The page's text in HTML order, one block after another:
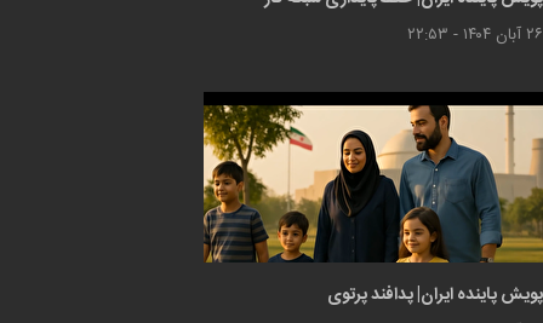
۲۶ آبان ۱۴۰۴ - ۲۲:۵۳
پویش پاینده ایران| پدافند پرتوی